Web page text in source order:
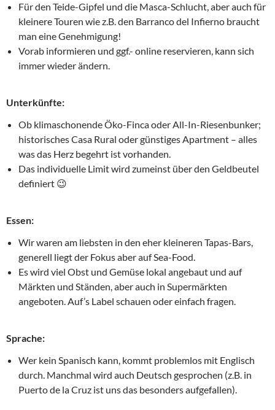
Für den Teide-Gipfel und die Masca-Schlucht, aber auch für
kleinere Touren wie z.B. den Barranco del Infierno braucht
man eine Genehmigung!
Vorab informieren und ggf.- online reservieren, kann sich
immer wieder ändern.
Unterkünfte:
Ob klimaschonende Öko-Finca oder All-In-Riesenbunker;
historisches Casa Rural oder günstiges Apartment – alles
was das Herz begehrt ist vorhanden.
Das individuelle Limit wird zumeinst über den Geldbeutel
definiert 😉
Essen:
Wir waren am liebsten in den eher kleineren Tapas-Bars,
generell liegt der Fokus aber auf Sea-Food.
Es wird viel Obst und Gemüse lokal angebaut und auf
Märkten und Ständen, aber auch in Supermärkten
angeboten. Auf’s Label schauen oder einfach fragen.
Sprache:
Wer kein Spanisch kann, kommt problemlos mit Englisch
durch. Manchmal wird auch Deutsch gesprochen (z.B. in
Puerto de la Cruz ist uns das besonders aufgefallen).